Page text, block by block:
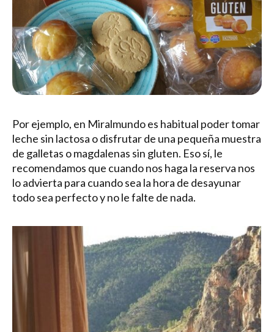
Por ejemplo, en Miralmundo es habitual poder tomar
leche sin lactosa o disfrutar de una pequeña muestra
de galletas o magdalenas sin gluten. Eso sí, le
recomendamos que cuando nos haga la reserva nos
lo advierta para cuando sea la hora de desayunar
todo sea perfecto y no le falte de nada.